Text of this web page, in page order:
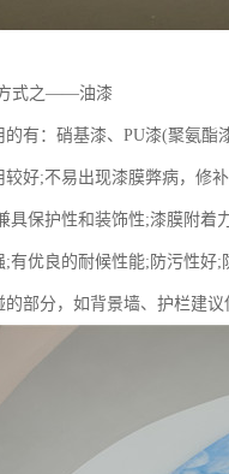
式之——油漆
：硝基漆、PU漆(聚氨酯
;不易出现漆膜弊病，修补
保护性和装饰性;漆膜附着
优良的耐候性能;防污性好;
分，如背景墙、护栏建议